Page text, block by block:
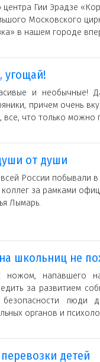
Гии Эрадзе
Московского
в нашем городе
угощай!
и необычные!
причем очень
что только можно
от души
России побывали
за рамками
Лымарь.
школьниц не
ножом, напавшего
за развитием
люди
органов и
детей